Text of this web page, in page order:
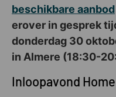
beschikbare aanbod
erover in gesprek
donderdag 30
in Almere (18:30-
Inloopavond